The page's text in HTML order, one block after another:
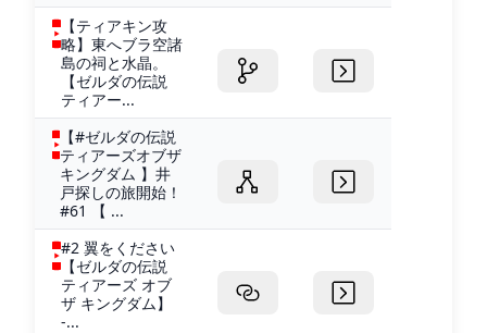
【ティアキン攻
略】東へブラ空諸
島の祠と水晶。
【ゼルダの伝説
ティアー...
【#ゼルダの伝説
ティアーズオブザ
キングダム 】井
戸探しの旅開始！
#61 【 ...
#2 翼をください
【ゼルダの伝説
ティアーズ オブ
ザ キングダム】
-...